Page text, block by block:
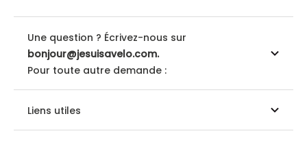
Une question ? Écrivez-nous sur
bonjour@jesuisavelo.com.
Pour toute autre demande :
Liens utiles